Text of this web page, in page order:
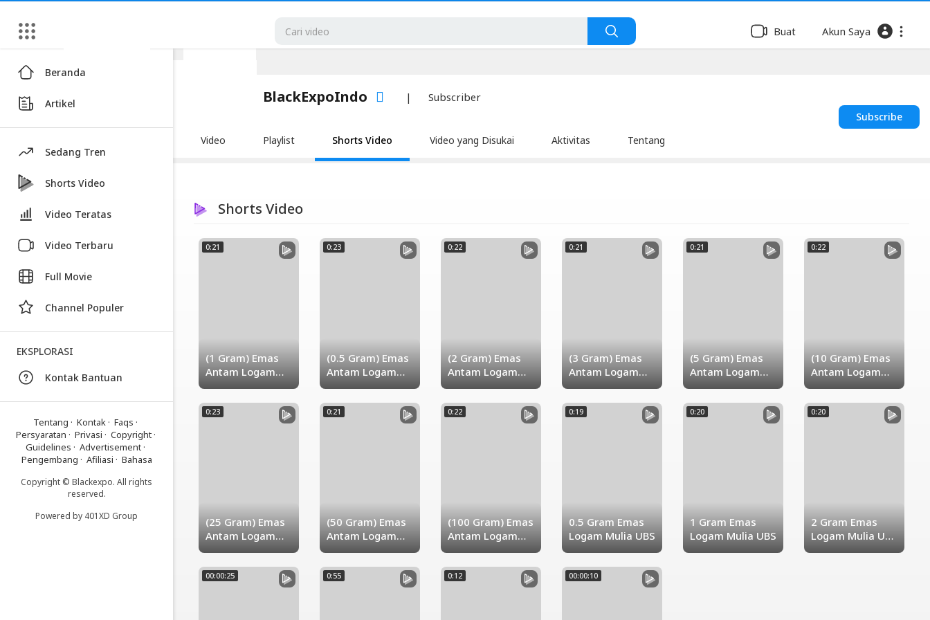
Artikel
BlackExpoIndo
Blackexpo
Platform
Berbagi
Video
Indonesia
Video
BlackExpoIndo
Blackexpo
Berbagi
Video
Indonesia
Artikel
Terbaru
Blackexpo
Info
lanjut
BlackExpoIndo
Buat Akun Saya
BlackExpoIndo | Subscriber
Subscribe
Video
Playlist Shorts Video Video yang Disukai Aktivitas Tentang
Shorts Video
0:21
(1 Gram) Emas
Antam Logam
0:23
(0.5 Gram) Emas
Antam Logam
0:22
(2 Gram) Emas
Antam Logam
0:21
(3 Gram) Emas
Antam Logam
0:21
(5 Gram) Emas
Antam Logam
0:22
(10 Gram) Emas
Antam Logam
0:23
(25 Gram) Emas
Antam Logam
Mulia
0:21
(50 Gram) Emas
Antam Logam
Mulia
0:22
(100 Gram) Emas
Antam Logam
Mulia
0:19
0.5 Gram Emas
Logam Mulia UBS
0:20
1 Gram Emas
Logam Mulia UBS
0:20
2 Gram Emas
Logam Mulia UBS
UBS
00:00:25 0:55 0:12 00:00:10
Beranda
Artikel
Sedang Tren
Shorts Video
Video Teratas
Video Terbaru
Full Movie
Channel Populer
EKSPLORASI
Kontak Bantuan
Tentang · Kontak · Faqs ·
Persyaratan · Privasi · Copyright·
Guidelines · Advertisement ·
Pengembang · Afiliasi · Bahasa
Copyright © Blackexpo. All rights
reserved.
Powered by 401XD Group